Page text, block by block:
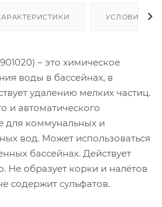
УСЛОВИЯ
– это химическое
воды в бассейнах, в
удалению мелких частиц.
и автоматического
для коммунальных и
вод. Может использоваться
бассейнах. Действует
Не образует корки и налётов
содержит сульфатов.